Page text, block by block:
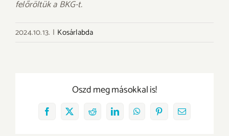
felőröltük a BKG-t.
2024.10.13. | Kosárlabda
Oszd meg másokkal is!
Facebook
X RedditLinkedInWhatsAppPinterestEmail: